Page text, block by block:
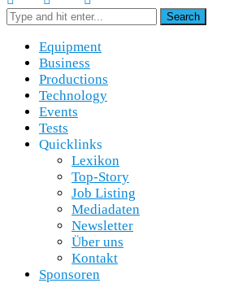
Search
Equipment
Business
Productions
Technology
Events
Tests
Quicklinks
Lexikon
Top-Story
Job Listing
Mediadaten
Newsletter
Über uns
Kontakt
Sponsoren